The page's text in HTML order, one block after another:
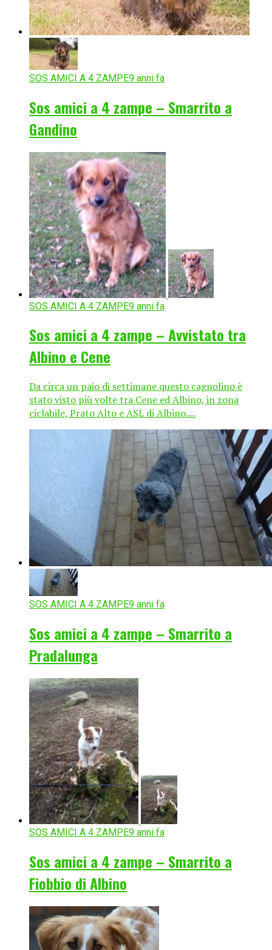
SOS AMICI A 4 ZAMPE9 anni fa
Sos amici a 4 zampe – Smarrito a
Gandino
SOS AMICI A 4 ZAMPE9 anni fa
Sos amici a 4 zampe – Avvistato tra
Albino e Cene
Da circa un paio di settimane questo cagnolino è
stato visto più volte tra Cene ed Albino, in zona
ciclabile, Prato Alto e ASL di Albino....
SOS AMICI A 4 ZAMPE9 anni fa
Sos amici a 4 zampe – Smarrito a
Pradalunga
SOS AMICI A 4 ZAMPE9 anni fa
Sos amici a 4 zampe – Smarrito a
Fiobbio di Albino